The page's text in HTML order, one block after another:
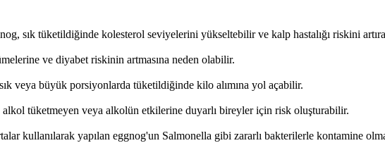
sık tüketildiğinde kolesterol seviyelerini yükseltebilir ve kalp hastalığı riskini
ve diyabet riskinin artmasına neden olabilir.
veya büyük porsiyonlarda tüketildiğinde kilo alımına yol açabilir.
tüketmeyen veya alkolün etkilerine duyarlı bireyler için risk oluşturabilir.
kullanılarak yapılan eggnog'un Salmonella gibi zararlı bakterilerle kontamine